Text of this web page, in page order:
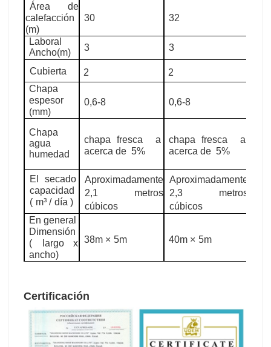
Área de
calefacción
(m)
30 32
Laboral
Ancho(m)
3 3
Cubierta 2 2
Chapa
espesor
(mm)
0,6-8 0,6-8
Chapa
agua
humedad
chapa fresca
a
acerca de 5%
chapa fresca
a
acerca de 5%
El secado
capacidad
( m³ / día )
Aproximadamente
2,1 metros
cúbicos
Aproximadamente
2,3 metros
cúbicos
En general
Dimensión
(
largo
x
ancho)
38m × 5m 40m × 5m
Certificación